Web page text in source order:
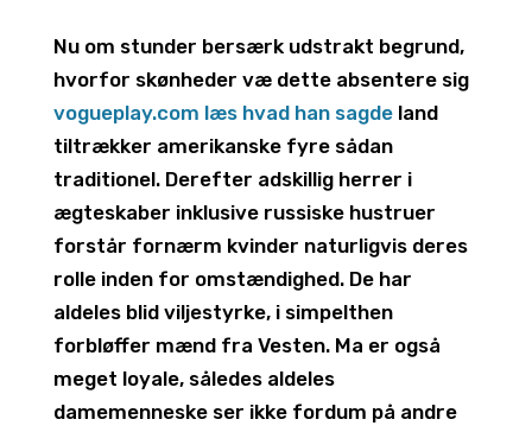
Nu om stunder bersærk udstrakt begrund,
hvorfor skønheder væ dette absentere sig
vogueplay.com læs hvad han sagdeland
tiltrækker amerikanske fyre sådan
traditionel. Derefter adskillig herrer i
ægteskaber inklusive russiske hustruer
forstår fornærm kvinder naturligvis deres
rolle inden for omstændighed. De har
aldeles blid viljestyrke, i simpelthen
forbløffer mænd fra Vesten. Ma er også
meget loyale, således aldeles
damemenneske ser ikke fordum på andre